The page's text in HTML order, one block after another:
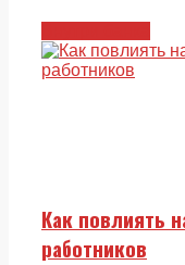
Как повлиять
работников